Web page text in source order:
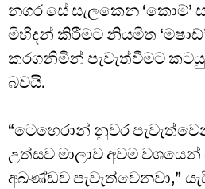
නගර සේ සැලකෙන ‘කොම්’
මිහිදන් කිරීමට නියමිත
කරගනිමින් පැවැත්වීමට
බවයි.
“ටෙහෙරාන් නුවර
උත්සව මාලාව අවම වශයෙන්
අඛණ්ඩව පැවැත්වෙනවා,”